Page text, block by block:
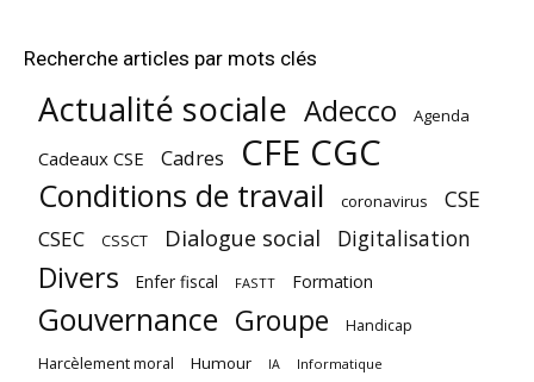
Recherche articles par mots clés
Actualité sociale Adecco Agenda
Cadeaux CSE Cadres CFE CGC
Conditions de travail coronavirus CSE
CSEC CSSCT Dialogue social Digitalisation
Divers Enfer fiscal FASTT Formation
Gouvernance Groupe Handicap
Harcèlement moral Humour IA Informatique